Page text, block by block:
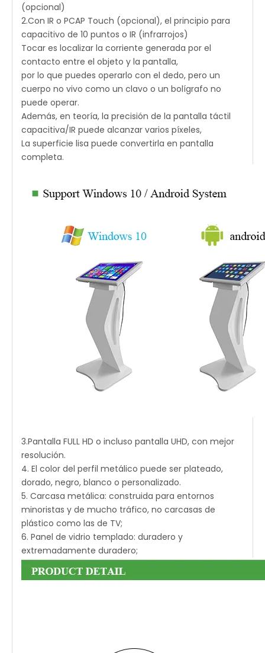
(opcional)
2.Con IR o PCAP Touch (opcional), el principio para
capacitivo de 10 puntos o IR (infrarrojos)
Tocar es localizar la corriente generada por el
contacto entre el objeto y la pantalla,
por lo que puedes operarlo con el dedo, pero un
cuerpo no vivo como un clavo o un bolígrafo no
puede operar.
Además, en teoría, la precisión de la pantalla táctil
capacitiva/IR puede alcanzar varios píxeles,
La superficie lisa puede convertirla en pantalla
completa.
3.Pantalla FULL HD o incluso pantalla UHD, con mejor
resolución.
4. El color del perfil metálico puede ser plateado,
dorado, negro, blanco o personalizado.
5. Carcasa metálica: construida para entornos
minoristas y de mucho tráfico, no carcasas de
plástico como las de TV;
6. Panel de vidrio templado: duradero y
extremadamente duradero;